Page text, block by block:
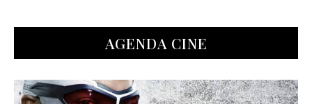
AGENDA CINE